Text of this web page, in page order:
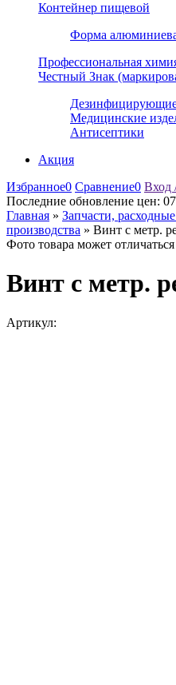
Контейнер пищевой
Форма
Профессиональная
Честный Знак
Дезинфицирующие
Медицинские
Антисептики
Акция
Избранное0 Сравнение0 Вход
Последние обновление цен:
Главная » Запчасти,
производства » Винт с метр.
Фото товара может
Винт с метр.
Артикул: